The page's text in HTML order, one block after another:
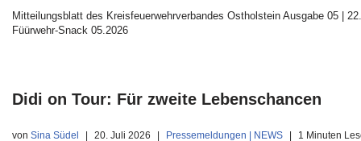
Mitteilungsblatt des Kreisfeuerwehrverbandes Ostholstein Ausgabe 05 |
Füürwehr-Snack 05.2026
Didi on Tour: Für zweite Lebenschancen
von Sina Südel 20. Juli 2026 Pressemeldungen | NEWS 1 Minuten